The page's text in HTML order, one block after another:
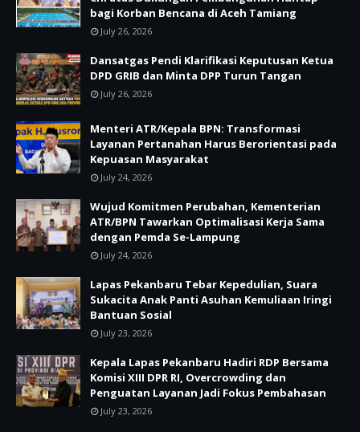
bagi Korban Bencana di Aceh Tamiang
July 26, 2026
Dansatgas Pendi Klarifikasi Keputusan Ketua
DPD GRIB dan Minta DPP Turun Tangan
July 26, 2026
Menteri ATR/Kepala BPN: Transformasi
Layanan Pertanahan Harus Berorientasi pada
Kepuasan Masyarakat
July 24, 2026
Wujud Komitmen Perubahan, Kementerian
ATR/BPN Tawarkan Optimalisasi Kerja Sama
dengan Pemda Se-Lampung
July 24, 2026
Lapas Pekanbaru Tebar Kepedulian, Suara
Sukacita Anak Panti Asuhan Kemuliaan Iringi
Bantuan Sosial
July 23, 2026
Kepala Lapas Pekanbaru Hadiri RDP Bersama
Komisi XIII DPR RI, Overcrowding dan
Penguatan Layanan Jadi Fokus Pembahasan
July 23, 2026